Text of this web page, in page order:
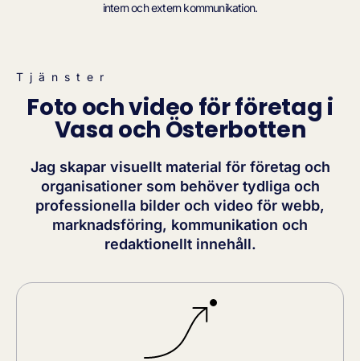
intern och extern kommunikation.
Tjänster
Foto och video för företag i
Vasa och Österbotten
Jag skapar visuellt material för företag och
organisationer som behöver tydliga och
professionella bilder och video för webb,
marknadsföring, kommunikation och
redaktionellt innehåll.